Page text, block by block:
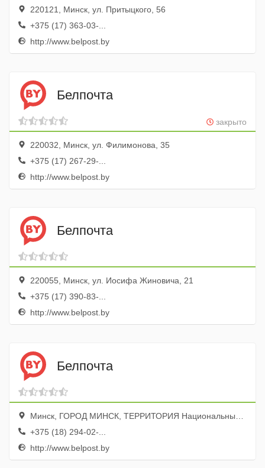
220121, Минск, ул. Притыцкого, 56
+375 (17) 363-03-...
http://www.belpost.by
Белпочта
закрыто
220032, Минск, ул. Филимонова, 35
+375 (17) 267-29-...
http://www.belpost.by
Белпочта
220055, Минск, ул. Иосифа Жиновича, 21
+375 (17) 390-83-...
http://www.belpost.by
Белпочта
Минск, ГОРОД МИНСК, ТЕРРИТОРИЯ Национальный Аэропорт Минск, Без номера
+375 (18) 294-02-...
http://www.belpost.by